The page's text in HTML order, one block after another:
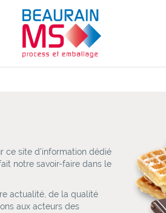
ce site d'information dédié
notre savoir-faire dans le
actualité, de la qualité
aux acteurs des